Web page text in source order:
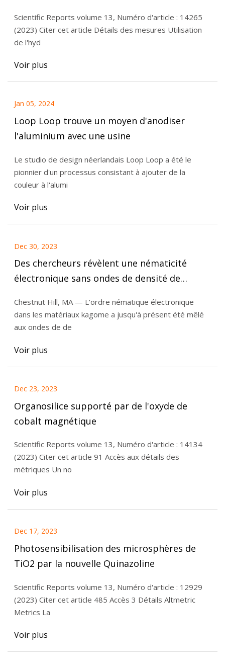
Scientific Reports volume 13, Numéro d'article : 14265
(2023) Citer cet article Détails des mesures Utilisation
de l'hyd
Voir plus
Jan 05, 2024
Loop Loop trouve un moyen d'anodiser
l'aluminium avec une usine
Le studio de design néerlandais Loop Loop a été le
pionnier d'un processus consistant à ajouter de la
couleur à l'alumi
Voir plus
Dec 30, 2023
Des chercheurs révèlent une nématicité
électronique sans ondes de densité de
Chestnut Hill, MA — L'ordre nématique électronique
dans les matériaux kagome a jusqu'à présent été mêlé
aux ondes de de
Voir plus
Dec 23, 2023
Organosilice supporté par de l'oxyde de
cobalt magnétique
Scientific Reports volume 13, Numéro d'article : 14134
(2023) Citer cet article 91 Accès aux détails des
métriques Un no
Voir plus
Dec 17, 2023
Photosensibilisation des microsphères de
TiO2 par la nouvelle Quinazoline
Scientific Reports volume 13, Numéro d'article : 12929
(2023) Citer cet article 485 Accès 3 Détails Altmetric
Metrics La
Voir plus